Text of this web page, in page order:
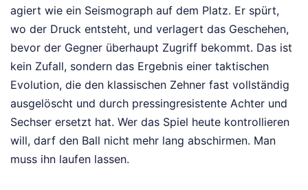
agiert wie ein Seismograph auf dem Platz. Er spürt,
wo der Druck entsteht, und verlagert das Geschehen,
bevor der Gegner überhaupt Zugriff bekommt. Das ist
kein Zufall, sondern das Ergebnis einer taktischen
Evolution, die den klassischen Zehner fast vollständig
ausgelöscht und durch pressingresistente Achter und
Sechser ersetzt hat. Wer das Spiel heute kontrollieren
will, darf den Ball nicht mehr lang abschirmen. Man
muss ihn laufen lassen.